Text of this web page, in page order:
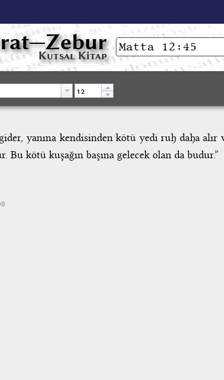
Kutsal Kitap
yanına kendisinden kötü yedi ruh daha
Bu kötü kuşağın başına gelecek olan da budur.”